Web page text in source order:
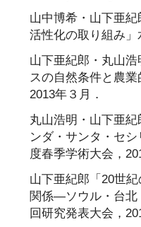
山中博希・山下亜
活性化の取り組み
山下亜紀郎・丸山
スの自然条件と農
2013年３月．
丸山浩明・山下亜
ンダ・サンタ・セ
度春季学術大会，
山下亜紀郎「20世
関係―ソウル・台北
回研究発表大会，